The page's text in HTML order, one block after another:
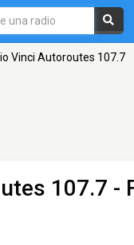
Vinci Autoroutes 107.7
107.7 -